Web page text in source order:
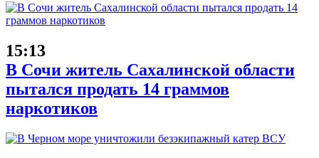
15:13
В Сочи житель Сахалинской области
пытался продать 14 граммов
наркотиков